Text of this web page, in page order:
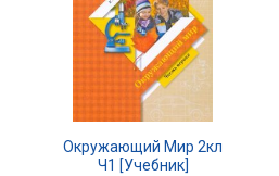
Окружающий Мир 2кл
Ч1 [Учебник]